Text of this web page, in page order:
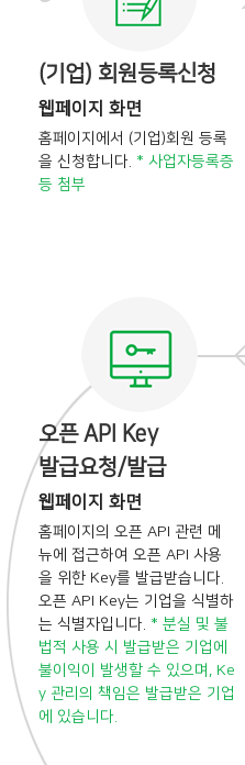
(기업) 회원등록신청
웹페이지 화면
홈페이지에서 (기업)회원 등록
을 신청합니다. * 사업자등록증
등 첨부
오픈 API Key
발급요청/발급
웹페이지 화면
홈페이지의 오픈 API 관련 메
뉴에 접근하여 오픈 API 사용
을 위한 Key를 발급받습니다.
오픈 API Key는 기업을 식별하
는 식별자입니다. * 분실 및 불
법적 사용 시 발급받은 기업에
불이익이 발생할 수 있으며, Ke
y 관리의 책임은 발급받은 기업
에 있습니다.